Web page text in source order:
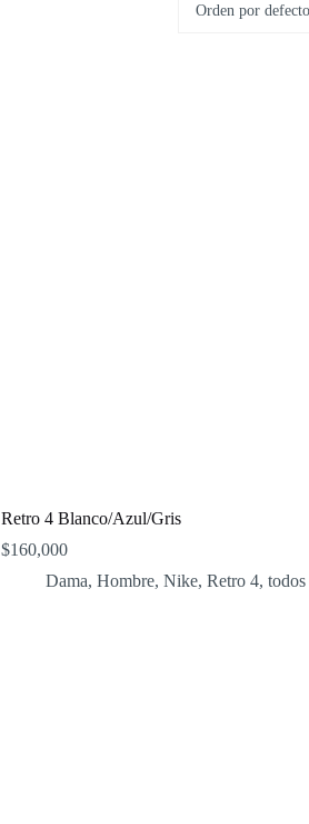
Retro 4 Blanco/Azul/Gris
$160,000
Dama,Hombre,Nike,Retro 4,todos